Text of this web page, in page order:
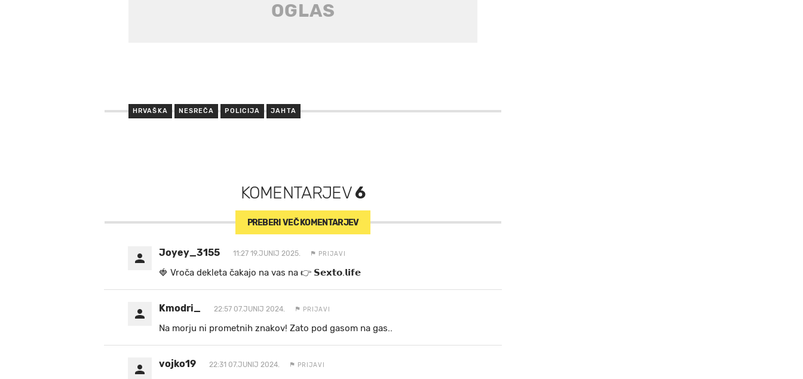
HRVAŠKA NESREČA POLICIJA JAHTA
KOMENTARJEV6
PREBERI VEČ KOMENTARJEV
Joyey_3155 11:27 19.JUNIJ 2025. PRIJAVI
🍓 V r o č a d e k l e t a ča k a jo na va s n a 👉 𝗦𝗲𝘅𝘁𝗼.𝗹𝗶𝗳𝗲
Kmodri_ 22:57 07.JUNIJ 2024. PRIJAVI
Na morju ni prometnih znakov! Zato pod gasom na gas..
vojko19 22:31 07.JUNIJ 2024. PRIJAVI